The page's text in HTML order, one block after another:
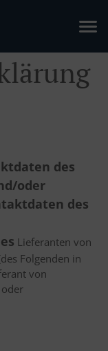
des
oder
des
Lieferanten von
Folgenden in
von